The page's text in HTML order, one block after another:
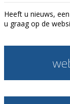
Heeft u nieuws,
u graag op de